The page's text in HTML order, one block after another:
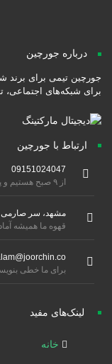
درباره جورچین
جورچین تیمی برای برند شما
برای شبکه‌های اجتماعی،
ارتباط با جورچین
09151024047
مشهد، سر صارمی ۶۰ پلاک ۲۹
قهوه ما همیشه
salam@joorchin.co
برای ما خطی بنویسید
لینک‌های مفید
خانه